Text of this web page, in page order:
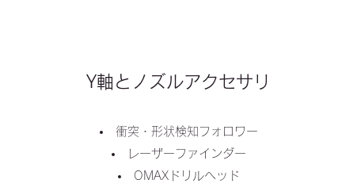
Y軸とノズルアクセサリ
衝突・​形状検知フォロワー
レーザーファインダー
OMAXドリルヘッド